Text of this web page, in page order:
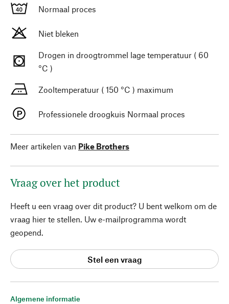
Algemene informatie
Normaal proces
Niet bleken
Drogen in droogtrommel lage temperatuur ( 60
°C )
Zooltemperatuur ( 150 °C ) maximum
Professionele droogkuis Normaal proces
Meer artikelen van Pike Brothers
Vraag over het product
Heeft u een vraag over dit product? U bent welkom om de
vraag hier te stellen. Uw e-mailprogramma wordt
geopend.
Stel een vraag